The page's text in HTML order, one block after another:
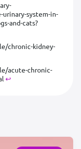
system-in-
and-cats?
chronic-kidney-
acute-chronic-
↩︎